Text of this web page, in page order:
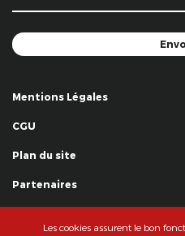
Mentions Légales
CGU
Plan du site
Partenaires
Les cookies assurent le bon